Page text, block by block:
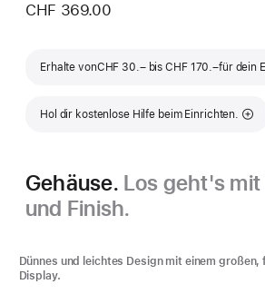
CHF 369.00
Erhalte vonCHF 30.– bis CHF 170.–für dein
Hol dir kostenlose Hilfe beim Einrichten.
Gehäuse. Los geht's
und Finish.
Dünnes und leichtes Design mit einem
Display.